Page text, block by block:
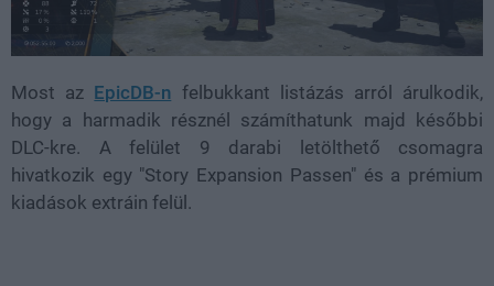
Most az EpicDB-n felbukkant listázás arról árulkodik,
hogy a harmadik résznél számíthatunk majd későbbi
DLC-kre. A felület 9 darabi letölthető csomagra
hivatkozik egy "Story Expansion Passen" és a prémium
kiadások extráin felül.